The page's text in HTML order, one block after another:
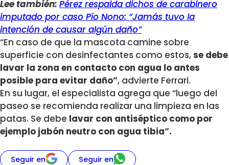
Lee también: Pérez respalda dichos de carabinero
imputado por caso Pío Nono: “Jamás tuvo la
intención de causar algún daño”
“En caso de que la mascota camine sobre
superficie con desinfectantes como estos,se debe
lavar la zona en contacto con agua lo antes
posible para evitar daño”, advierte Ferrari.
En su lugar, el especialista agrega que “luego del
paseo se recomienda realizar una limpieza en las
patas. Se debe lavar con antiséptico como por
ejemplo jabón neutro con agua tibia”.
Seguir en Seguir en